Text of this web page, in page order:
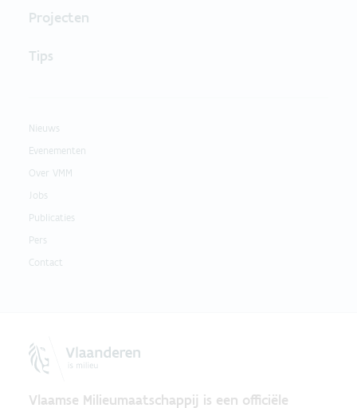
Projecten
Tips
Nieuws
Evenementen
Over VMM
Jobs
Publicaties
Pers
Contact
Vlaamse Milieumaatschappij is een officiële